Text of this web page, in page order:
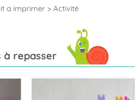
a imprimer > Activité
à repasser